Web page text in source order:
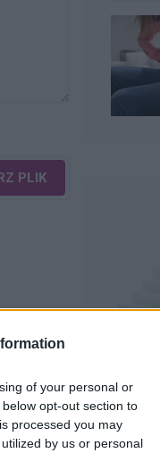
of your personal or
opt-out section to
processed you may
by us or personal
PLIK